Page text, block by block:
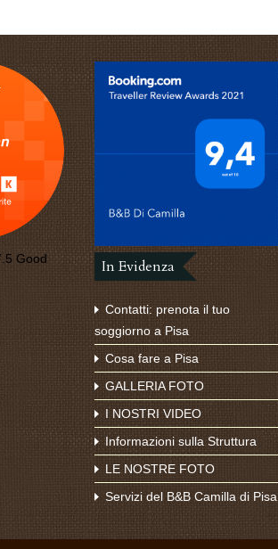
Good In Evidenza
Contatti: prenota il tuo
soggiorno a Pisa
Cosa fare a Pisa
GALLERIA FOTO
I NOSTRI VIDEO
Informazioni sulla Struttura
LE NOSTRE FOTO
Servizi del B&B Camilla di Pisa